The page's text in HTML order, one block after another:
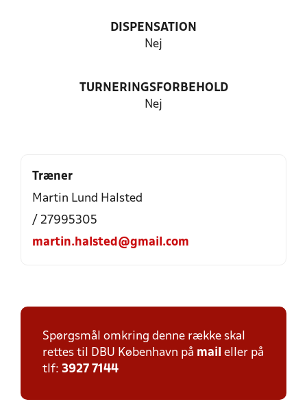
DISPENSATION
Nej
TURNERINGSFORBEHOLD
Nej
Træner
Martin Lund Halsted
/ 27995305
martin.halsted@gmail.com
Spørgsmål omkring denne række skal
rettes til DBU København på mail eller på
tlf: 3927 7144